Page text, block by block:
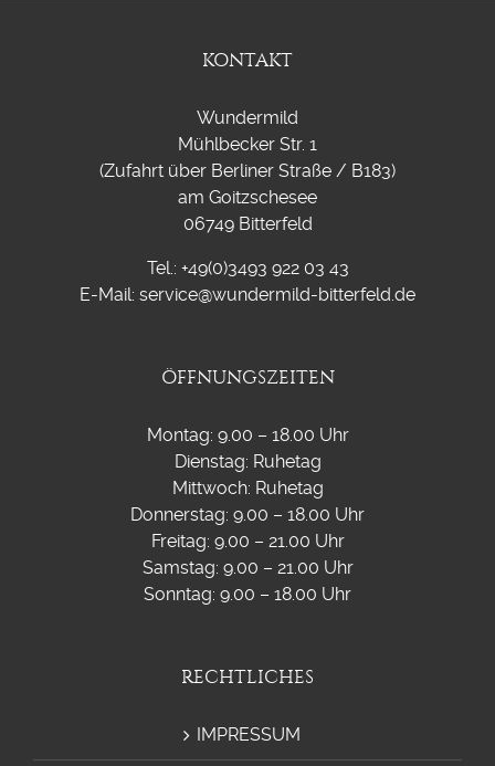
KONTAKT
Wundermild
Mühlbecker Str. 1
(Zufahrt über Berliner Straße / B183)
am Goitzschesee
06749 Bitterfeld
Tel.: +49(0)3493 922 03 43
E-Mail: service@wundermild-bitterfeld.de
ÖFFNUNGSZEITEN
Montag: 9.00 – 18.00 Uhr
Dienstag: Ruhetag
Mittwoch: Ruhetag
Donnerstag: 9.00 – 18.00 Uhr
Freitag: 9.00 – 21.00 Uhr
Samstag: 9.00 – 21.00 Uhr
Sonntag: 9.00 – 18.00 Uhr
RECHTLICHES
IMPRESSUM